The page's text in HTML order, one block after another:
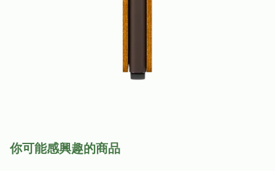
你可能感興趣的商品